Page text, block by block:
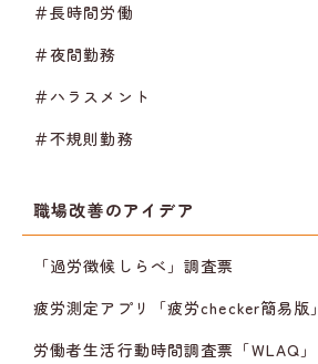
＃長時間労働
＃夜間勤務
＃ハラスメント
＃不規則勤務
職場改善のアイデア
「過労徴候しらべ」調査票
疲労測定アプリ「疲労checker簡易版」
労働者生活行動時間調査票「WLAQ」